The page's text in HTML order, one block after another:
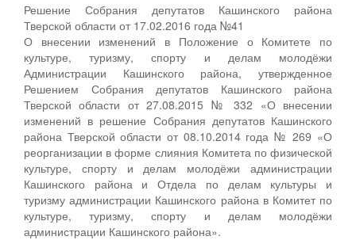
Решение Собрания депутатов Кашинского района
Тверской области от 17.02.2016 года №41
О внесении изменений в Положение о Комитете по
культуре, туризму, спорту и делам молодёжи
Администрации Кашинского района, утвержденное
Решением Собрания депутатов Кашинского района
Тверской области от 27.08.2015 № 332 «О внесении
изменений в решение Собрания депутатов Кашинского
района Тверской области от 08.10.2014 года № 269 «О
реорганизации в форме слияния Комитета по физической
культуре, спорту и делам молодёжи администрации
Кашинского района и Отдела по делам культуры и
туризму администрации Кашинского района в Комитет по
культуре, туризму, спорту и делам молодёжи
администрации Кашинского района».